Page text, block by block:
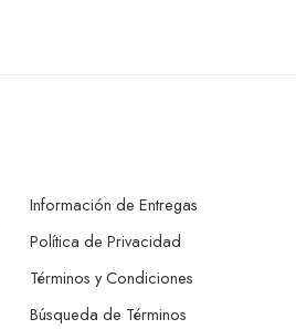
Información de Entregas
Política de Privacidad
Términos y Condiciones
Búsqueda de Términos